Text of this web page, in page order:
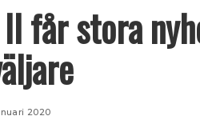
II får stora
2020